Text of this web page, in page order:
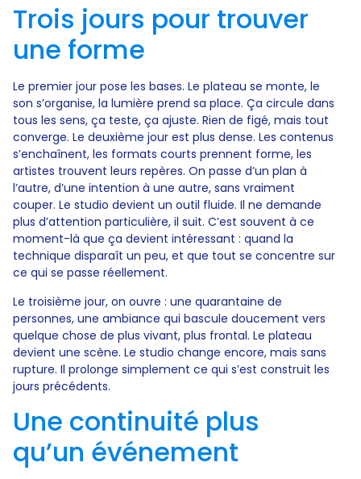
Trois jours pour trouver
une forme
Le premier jour pose les bases. Le plateau se monte, le
son s’organise, la lumière prend sa place. Ça circule dans
tous les sens, ça teste, ça ajuste. Rien de figé, mais tout
converge. Le deuxième jour est plus dense. Les contenus
s’enchaînent, les formats courts prennent forme, les
artistes trouvent leurs repères. On passe d’un plan à
l’autre, d’une intention à une autre, sans vraiment
couper. Le studio devient un outil fluide. Il ne demande
plus d’attention particulière, il suit. C’est souvent à ce
moment-là que ça devient intéressant : quand la
technique disparaît un peu, et que tout se concentre sur
ce qui se passe réellement.
Le troisième jour, on ouvre : une quarantaine de
personnes, une ambiance qui bascule doucement vers
quelque chose de plus vivant, plus frontal. Le plateau
devient une scène. Le studio change encore, mais sans
rupture. Il prolonge simplement ce qui s’est construit les
jours précédents.
Une continuité plus
qu’un événement